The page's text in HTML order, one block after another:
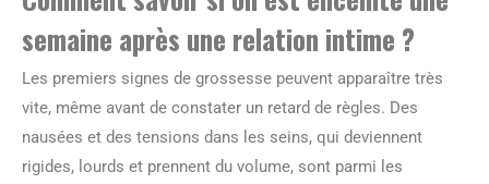
semaine après une relation intime ?
Les premiers signes de grossesse peuvent apparaître très
vite, même avant de constater un retard de règles. Des
nausées et des tensions dans les seins, qui deviennent
rigides, lourds et prennent du volume, sont parmi les